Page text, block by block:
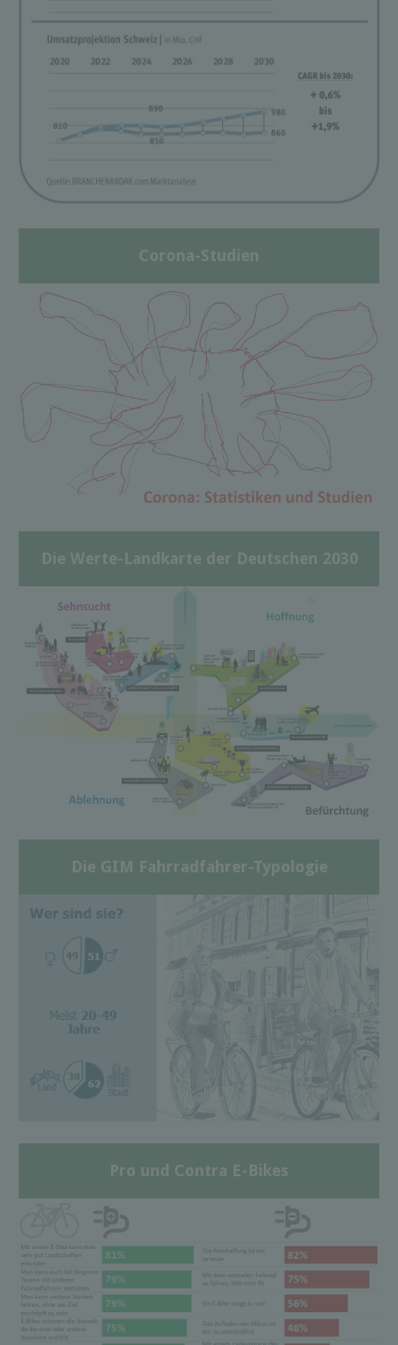
Corona-Studien
Die Werte-Landkarte der Deutschen 2030
Die GIM Fahrradfahrer-Typologie
Pro und Contra E-Bikes